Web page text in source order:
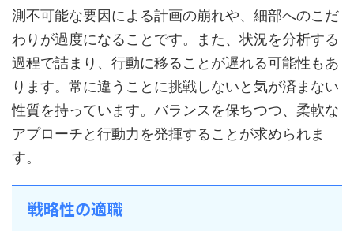
測不可能な要因による計画の崩れや、細部へのこだ
わりが過度になることです。また、状況を分析する
過程で詰まり、行動に移ることが遅れる可能性もあ
ります。常に違うことに挑戦しないと気が済まない
性質を持っています。バランスを保ちつつ、柔軟な
アプローチと行動力を発揮することが求められま
す。
戦略性の適職